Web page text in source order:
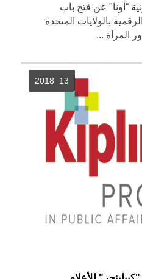
“أونا" عن فتح باب
بالولايات المتحدة
المرأة ...
13 2018